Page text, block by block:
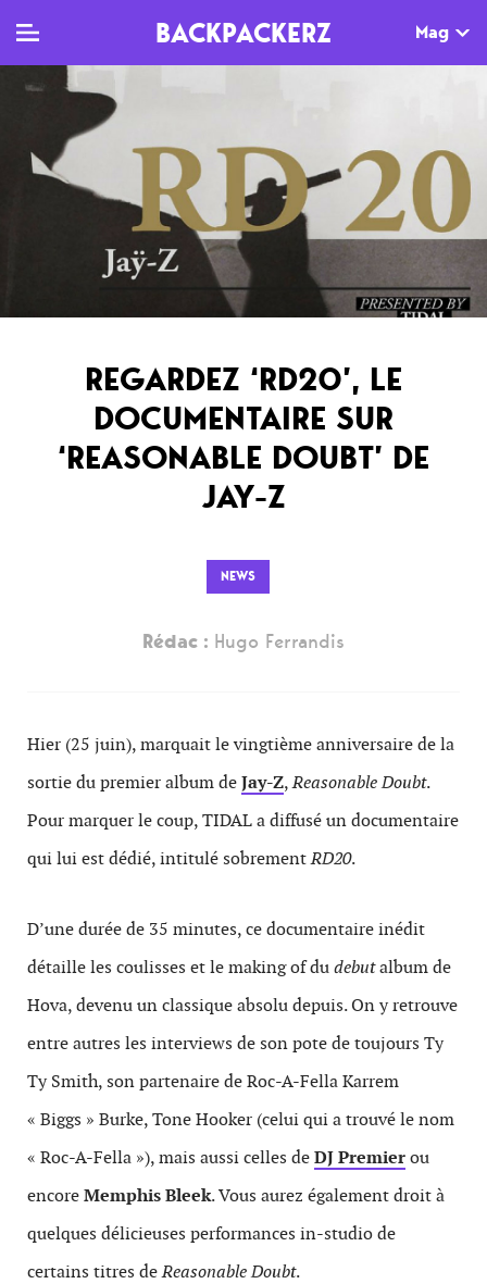
BACKPACKERZ Mag
TV
Clips
MAG
Dossiers
Tops
Interviews
Sorties
Newsletter
AGENDA
Paris
Festivals
REGARDEZ ‘RD20’, LE
DOCUMENTAIRE SUR
‘REASONABLE DOUBT’ DE
JAY-Z
NEWS
Rédac : Hugo Ferrandis
Hier (25 juin), marquait le vingtième anniversaire de la
sortie du premier album deJay-Z,Reasonable Doubt.
Pour marquer le coup, TIDAL a diffusé un documentaire
qui lui est dédié, intitulé sobrementRD20.
D’une durée de 35 minutes, ce documentaire inédit
détaille les coulisses et le making of dudebutalbum de
Hova, devenu un classique absolu depuis. On y retrouve
entre autres les interviews de son pote de toujours Ty
Ty Smith, son partenaire de Roc-A-Fella Karrem
« Biggs » Burke, Tone Hooker (celui qui a trouvé le nom
« Roc-A-Fella »), mais aussi celles deDJ Premierou
encoreMemphis Bleek. Vous aurez également droit à
quelques délicieuses performances in-studio de
certains titres deReasonable Doubt.